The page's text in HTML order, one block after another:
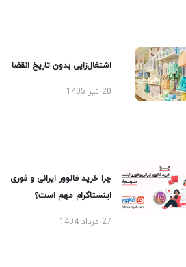
اشتغال‌زایی بدون تاریخ انقضا
20 تیر 1405
چرا خرید فالوور ایرانی و فوری
اینستاگرام مهم است؟
27 مرداد 1404